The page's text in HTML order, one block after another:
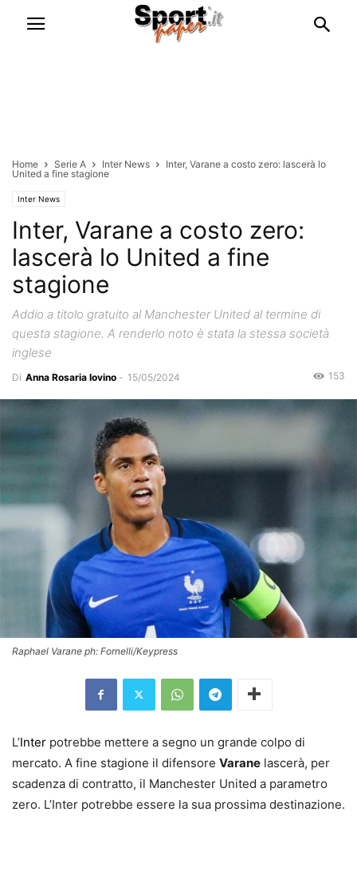
Home Serie A Inter News
Inter, Varane a costo zero: lascerà lo
United a fine stagione
Inter News
Inter, Varane a costo zero:
lascerà lo United a fine
stagione
Addio a titolo gratuito al Manchester United al termine di
questa stagione. A renderlo noto è stata la stessa società
inglese
Di Anna Rosaria Iovino - 15/05/2024 153
Raphael Varane ph: Fornelli/Keypress
L’Inter potrebbe mettere a segno un grande colpo di
mercato. A fine stagione il difensore Varane lascerà, per
scadenza di contratto, il Manchester United a parametro
zero. L’Inter potrebbe essere la sua prossima destinazione.